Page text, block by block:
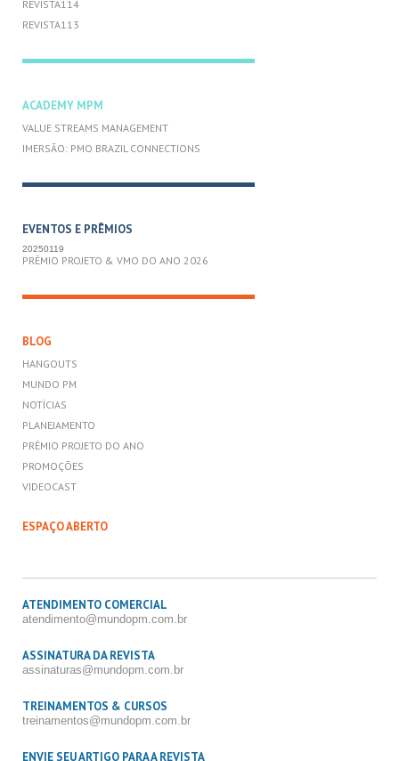
REVISTA114
REVISTA113
ACADEMY MPM
VALUE STREAMS MANAGEMENT
IMERSÃO: PMO BRAZIL CONNECTIONS
EVENTOS E PRÊMIOS
20250119
PRÊMIO PROJETO & VMO DO ANO 2026
BLOG
HANGOUTS
MUNDO PM
NOTÍCIAS
PLANEJAMENTO
PRÊMIO PROJETO DO ANO
PROMOÇÕES
VIDEOCAST
ESPAÇO ABERTO
ATENDIMENTO COMERCIAL
atendimento@mundopm.com.br
ASSINATURA DA REVISTA
assinaturas@mundopm.com.br
TREINAMENTOS & CURSOS
treinamentos@mundopm.com.br
ENVIE SEU ARTIGO PARA A REVISTA